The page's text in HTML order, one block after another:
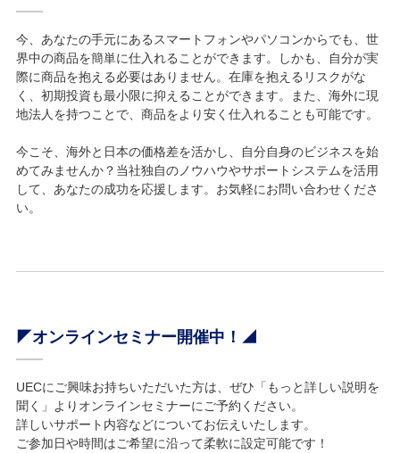
今、あなたの手元にあるスマートフォンやパソコンからでも、世
界中の商品を簡単に仕入れることができます。しかも、自分が実
際に商品を抱える必要はありません。在庫を抱えるリスクがな
く、初期投資も最小限に抑えることができます。また、海外に現
地法人を持つことで、商品をより安く仕入れることも可能です。
今こそ、海外と日本の価格差を活かし、自分自身のビジネスを始
めてみませんか？当社独自のノウハウやサポートシステムを活用
して、あなたの成功を応援します。お気軽にお問い合わせくださ
い。
◤オンラインセミナー開催中！◢
UECにご興味お持ちいただいた方は、ぜひ「もっと詳しい説明を
聞く」よりオンラインセミナーにご予約ください。
詳しいサポート内容などについてお伝えいたします。
ご参加日や時間はご希望に沿って柔軟に設定可能です！